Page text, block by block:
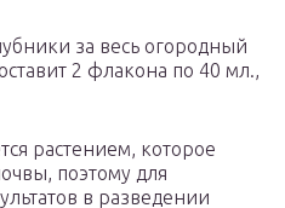
за весь огородный
2 флакона по 40 мл.,
растением, которое
поэтому для
в разведении